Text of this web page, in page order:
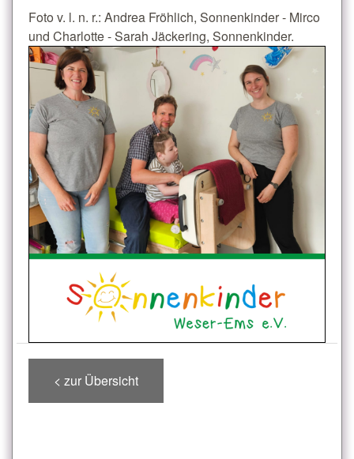
Foto v. l. n. r.: Andrea Fröhlich, Sonnenkinder - Mirco
und Charlotte - Sarah Jäckering, Sonnenkinder.
< zur Übersicht